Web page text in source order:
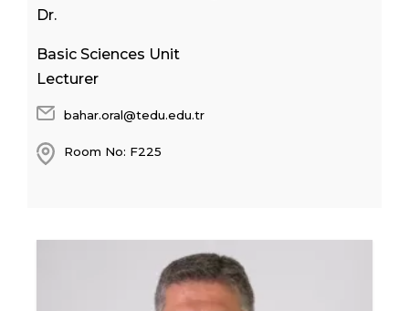
Dr.
Basic Sciences Unit
Lecturer
bahar.oral@tedu.edu.tr
Room No: F225